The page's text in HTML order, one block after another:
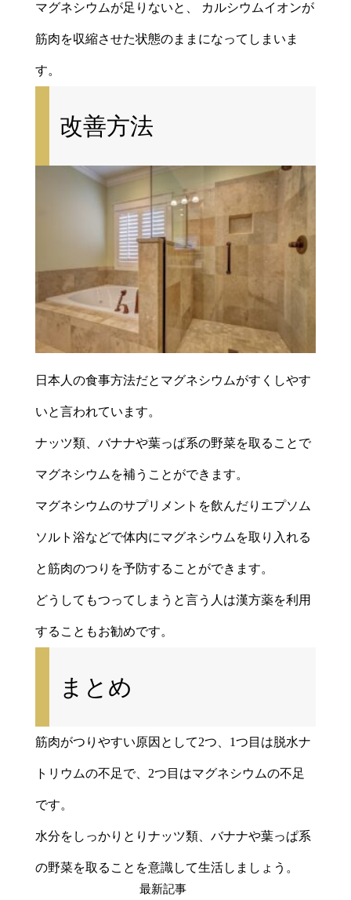
マグネシウムが足りないと、 カルシウムイオンが
筋肉を収縮させた状態のままになってしまいま
す。
改善方法
日本人の食事方法だとマグネシウムがすくしやす
いと言われています。
ナッツ類、バナナや葉っぱ系の野菜を取ることで
マグネシウムを補うことができます。
マグネシウムのサプリメントを飲んだりエプソム
ソルト浴などで体内にマグネシウムを取り入れる
と筋肉のつりを予防することができます。
どうしてもつってしまうと言う人は漢方薬を利用
することもお勧めです。
まとめ
筋肉がつりやすい原因として2つ、1つ目は脱水ナ
トリウムの不足で、2つ目はマグネシウムの不足
です。
水分をしっかりとりナッツ類、バナナや葉っぱ系
の野菜を取ることを意識して生活しましょう。
最新記事